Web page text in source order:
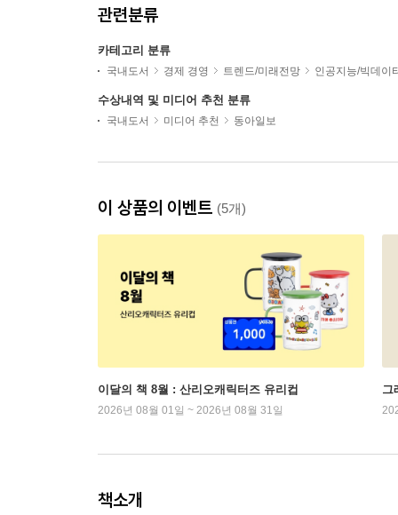
관련분류
카테고리 분류
국내도서 경제 경영 트렌드/미래전망 인공지능/빅데이
수상내역 및 미디어 추천 분류
국내도서 미디어 추천 동아일보
이 상품의 이벤트 (5개)
이달의 책 8월 : 산리오캐릭터즈 유리컵
2026년 08월 01일 ~ 2026년 08월 31일
그
책소개